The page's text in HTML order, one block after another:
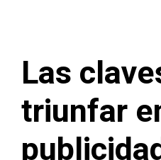
Las
triunfar